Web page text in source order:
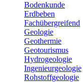
Bodenkunde
Erdbeben
Fachübergreifend
Geologie
Geothermie
Geotourismus
Hydrogeologie
Ingenieurgeologie
Rohstoffgeologie